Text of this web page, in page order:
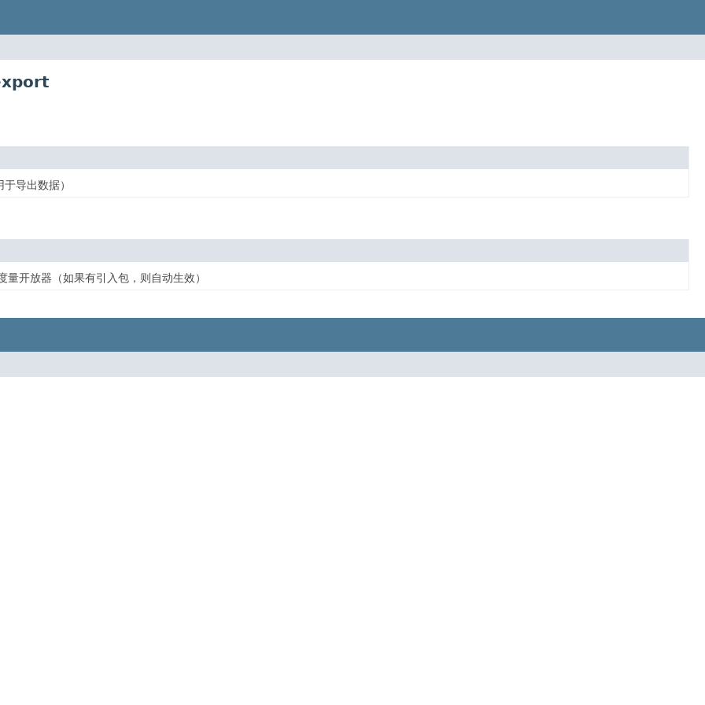
导出数据）
开放器（如果有引入包，则自动生效）